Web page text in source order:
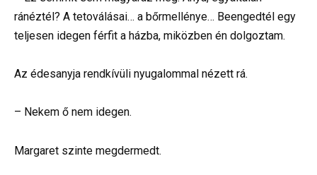
ránéztél? A tetoválásai… a bőrmellénye… Beengedtél egy
teljesen idegen férfit a házba, miközben én dolgoztam.
Az édesanyja rendkívüli nyugalommal nézett rá.
– Nekem ő nem idegen.
Margaret szinte megdermedt.